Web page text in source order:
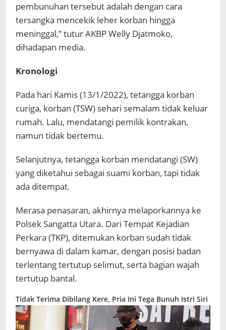
pembunuhan tersebut adalah dengan cara
tersangka mencekik leher korban hingga
meninggal,” tutur AKBP Welly Djatmoko,
dihadapan media.
Kronologi
Pada hari Kamis (13/1/2022), tetangga korban
curiga, korban (TSW) sehari semalam tidak keluar
rumah. Lalu, mendatangi pemilik kontrakan,
namun tidak bertemu.
Selanjutnya, tetangga korban mendatangi (SW)
yang diketahui sebagai suami korban, tapi tidak
ada ditempat.
Merasa penasaran, akhirnya melaporkannya ke
Polsek Sangatta Utara. Dari Tempat Kejadian
Perkara (TKP), ditemukan korban sudah tidak
bernyawa di dalam kamar, dengan posisi badan
terlentang tertutup selimut, serta bagian wajah
tertutup bantal.
Tidak Terima Dibilang Kere, Pria Ini Tega Bunuh Istri Siri